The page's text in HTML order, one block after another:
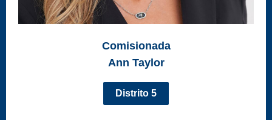
Comisionada
Ann Taylor
Distrito 5